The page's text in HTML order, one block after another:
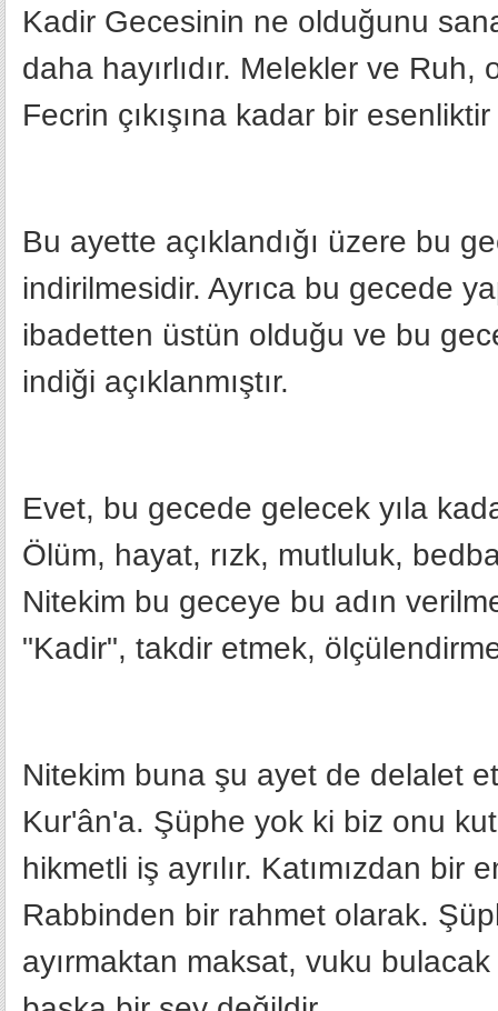
Kadir Gecesinin ne olduğunu
daha hayırlıdır. Melekler ve
Fecrin çıkışına kadar bir
Bu ayette açıklandığı üzere bu
indirilmesidir. Ayrıca bu gecede
ibadetten üstün olduğu ve bu
indiği açıklanmıştır.
Evet, bu gecede gelecek yıla
Ölüm, hayat, rızk, mutluluk,
Nitekim bu geceye bu adın
"Kadir", takdir etmek,
Nitekim buna şu ayet de delalet
Kur'ân'a. Şüphe yok ki biz onu
hikmetli iş ayrılır. Katımızdan
Rabbinden bir rahmet olarak.
ayırmaktan maksat, vuku